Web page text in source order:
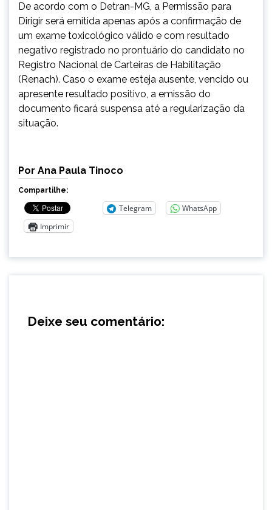
De acordo com o Detran-MG, a Permissão para
Dirigir será emitida apenas após a confirmação de
um exame toxicológico válido e com resultado
negativo registrado no prontuário do candidato no
Registro Nacional de Carteiras de Habilitação
(Renach). Caso o exame esteja ausente, vencido ou
apresente resultado positivo, a emissão do
documento ficará suspensa até a regularização da
situação.
Por Ana Paula Tinoco
Compartilhe:
Telegram
WhatsApp
Imprimir
Deixe seu comentário: